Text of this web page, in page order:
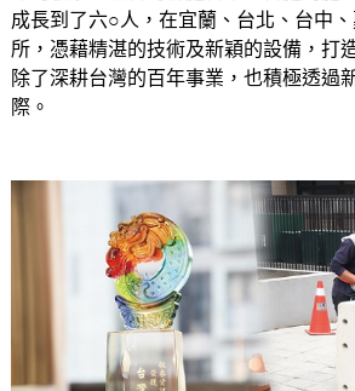
成長到了六○人，在宜蘭、台北、台中
所，憑藉精湛的技術及新穎的設備，打
除了深耕台灣的百年事業，也積極透過
際。